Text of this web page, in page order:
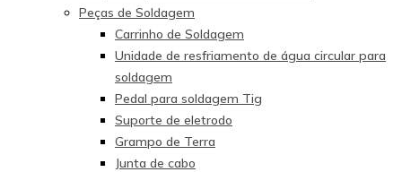
Peças de Soldagem
Carrinho de Soldagem
Unidade de resfriamento de água circular para
soldagem
Pedal para soldagem Tig
Suporte de eletrodo
Grampo de Terra
Junta de cabo